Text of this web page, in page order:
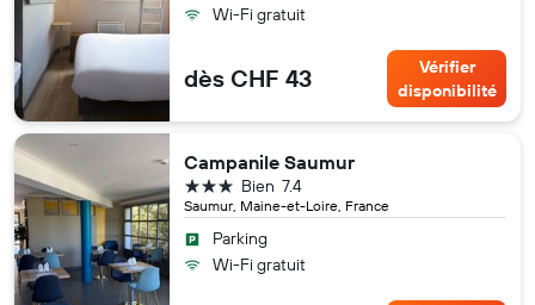
Wi-Fi gratuit
dès CHF 43
Vérifier
disponibilité
Campanile Saumur
Saumur, Maine-et-Loire, France
7.4
Bien
3 étoiles
Parking
Wi-Fi gratuit